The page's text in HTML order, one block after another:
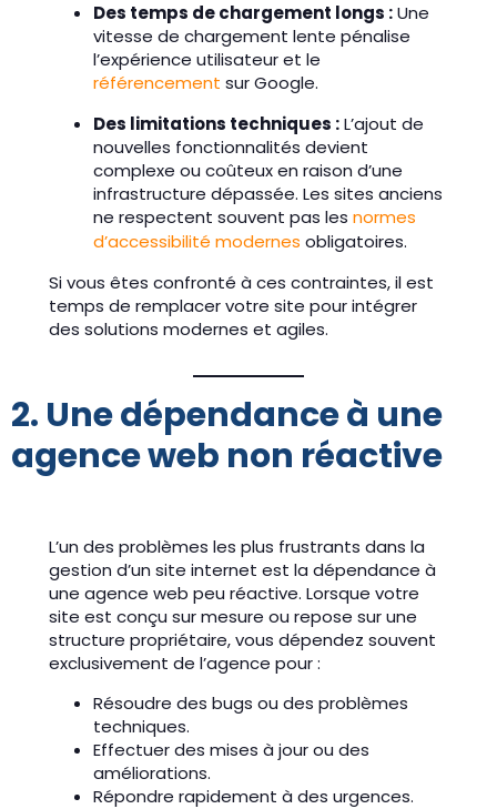
Des temps de chargement longs :Une
vitesse de chargement lente pénalise
l’expérience utilisateur et le
référencement sur Google.
Des limitations techniques :L’ajout de
nouvelles fonctionnalités devient
complexe ou coûteux en raison d’une
infrastructure dépassée. Les sites anciens
ne respectent souvent pas lesnormes
d’accessibilité modernes obligatoires.
Si vous êtes confronté à ces contraintes, il est
temps de remplacer votre site pour intégrer
des solutions modernes et agiles.
2. Une dépendance à une
agence web non réactive
L’un des problèmes les plus frustrants dans la
gestion d’un site internet est la dépendance à
une agence web peu réactive. Lorsque votre
site est conçu sur mesure ou repose sur une
structure propriétaire, vous dépendez souvent
exclusivement de l’agence pour :
Résoudre des bugs ou des problèmes
techniques.
Effectuer des mises à jour ou des
améliorations.
Répondre rapidement à des urgences.